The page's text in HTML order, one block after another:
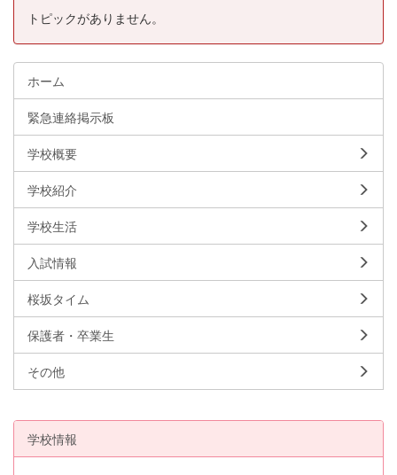
トピックがありません。
ホーム
緊急連絡掲示板
学校概要
学校紹介
学校生活
入試情報
桜坂タイム
保護者・卒業生
その他
学校情報